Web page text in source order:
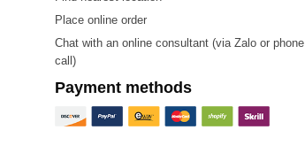
Place online order
Chat with an online consultant (via Zalo or phone
call)
Payment methods